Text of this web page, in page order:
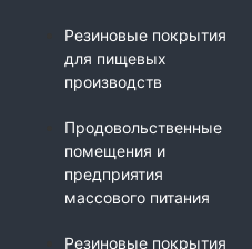
Резиновые покрытия
для пищевых
производств
Продовольственные
помещения и
предприятия
массового питания
Резиновые покрытия